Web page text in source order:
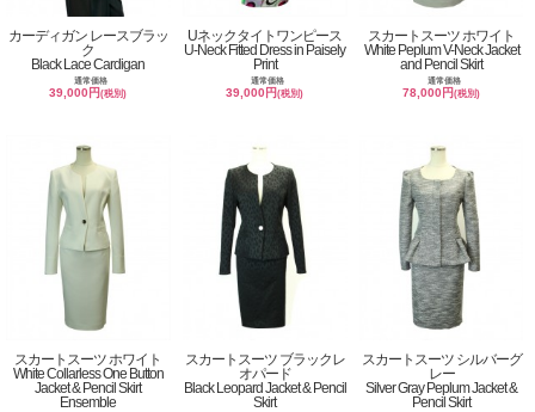
カーディガン レースブラッ
ク
Black Lace Cardigan
通常価格
39,000円(税別)
Uネックタイトワンピース
U-Neck Fitted Dress in Paisely
Print
通常価格
39,000円(税別)
スカートスーツ ホワイト
White Peplum V-Neck Jacket
and Pencil Skirt
通常価格
78,000円(税別)
スカートスーツ ホワイト
White Collarless One Button
Jacket & Pencil Skirt
Ensemble
スカートスーツ ブラックレ
オパード
Black Leopard Jacket & Pencil
Skirt
スカートスーツ シルバーグ
レー
Silver Gray Peplum Jacket &
Pencil Skirt